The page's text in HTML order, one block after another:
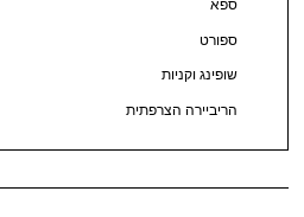
ספא
ספורט
שופינג וקניות
הריביירה הצרפתית